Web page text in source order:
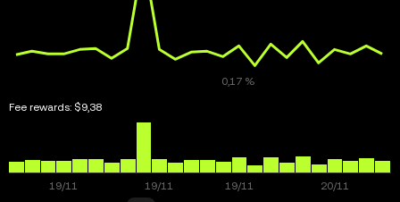
Fee rewards: $9,38